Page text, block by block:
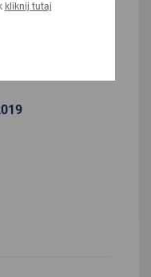
kliknij tutaj